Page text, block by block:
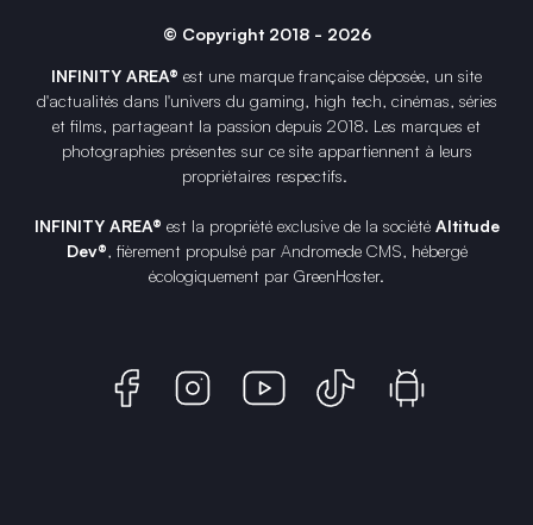
© Copyright 2018 - 2026
INFINITY AREA® est une marque française déposée, un site
d'actualités dans l'univers du gaming, high tech, cinémas, séries
et films, partageant la passion depuis 2018. Les marques et
photographies présentes sur ce site appartiennent à leurs
propriétaires respectifs.
INFINITY AREA® est la propriété exclusive de la société Altitude
Dev®, fièrement propulsé par Andromede CMS, hébergé
écologiquement par GreenHoster.